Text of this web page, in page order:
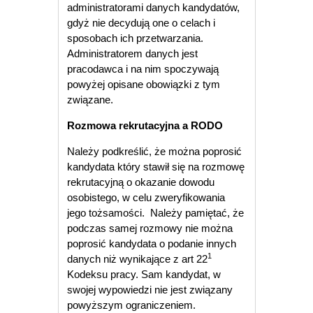
administratorami danych kandydatów,
gdyż nie decydują one o celach i
sposobach ich przetwarzania.
Administratorem danych jest
pracodawca i na nim spoczywają
powyżej opisane obowiązki z tym
związane.
Rozmowa rekrutacyjna a RODO
Należy podkreślić, że można poprosić
kandydata który stawił się na rozmowę
rekrutacyjną o okazanie dowodu
osobistego, w celu zweryfikowania
jego tożsamości. Należy pamiętać, że
podczas samej rozmowy nie można
poprosić kandydata o podanie innych
danych niż wynikające z art 221
Kodeksu pracy. Sam kandydat, w
swojej wypowiedzi nie jest związany
powyższym ograniczeniem.